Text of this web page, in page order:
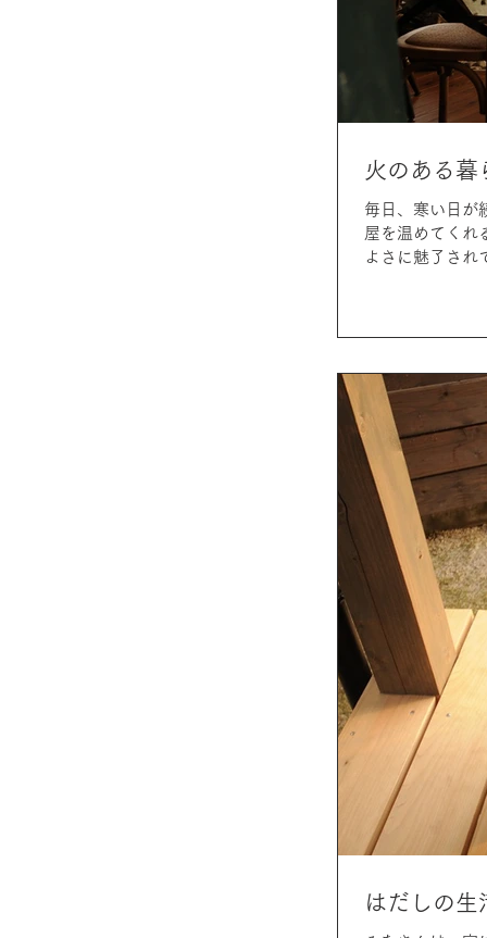
火のある暮
毎日、寒い日が
屋を温めてくれ
よさに魅了され
はだしの生